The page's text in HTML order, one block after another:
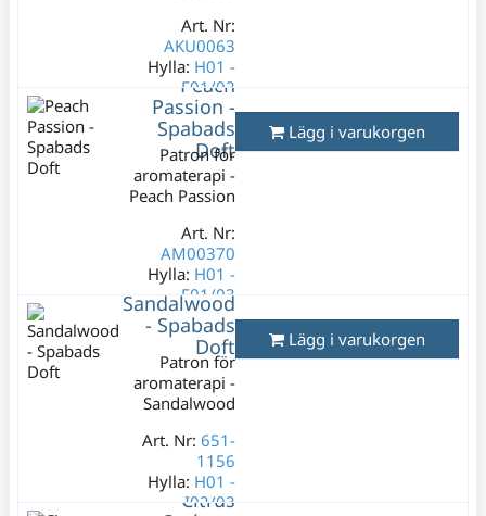
kr
Art. Nr:
AKU0063
Hylla: H01 -
F01/02
Lagerstatus:1
st
149 kr
Varav moms:
29,80 kr
Peach
Passion -
Spabads
Doft
Patron för
aromaterapi -
Peach Passion
Art. Nr:
AM00370
Hylla: H01 -
F01/03
Lagerstatus:2
st
149 kr
Varav moms:
29,80 kr
Lägg i varukorgen
Sandalwood
- Spabads
Doft
Patron för
aromaterapi -
Sandalwood
Art. Nr:651-
1156
Hylla: H01 -
I02/03
Lägg i varukorgen
Citrus